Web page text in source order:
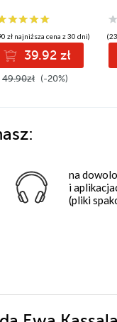
zł najniższa cena z 30 dni)
39.92 zł
49.90zł (-20%)
na
i
(pliki